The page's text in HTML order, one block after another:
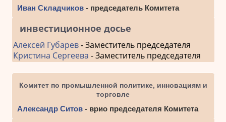
Иван Складчиков- председатель Комитета
инвестиционное досье
Алексей Губарев- Заместитель председателя
Кристина Сергеева - Заместитель председателя
Комитет по промышленной политике, инновациям и
торговле
Александр Ситов- врио председателя Комитета